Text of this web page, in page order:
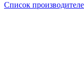
Список